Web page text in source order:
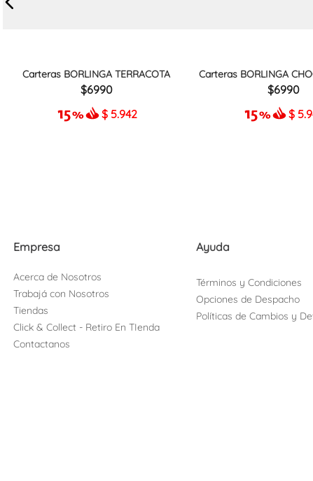
Carteras BORLINGA TERRACOTA
6990
$ 5.942
Carteras BORLINGA
6990
$
Empresa
Acerca de Nosotros
Trabajá con Nosotros
Tiendas
Click & Collect - Retiro En TIenda
Contactanos
Ayuda
Términos y Condiciones
Opciones de Despacho
Políticas de Cambios y